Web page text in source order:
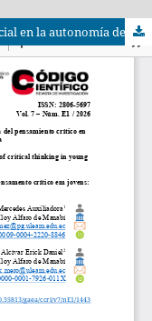
Impacto del uso de la inteligencia artificial en la autonomía del pensamiento crítico en jóvenes: una revisión sistemática